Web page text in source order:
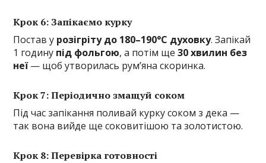
Крок 6: Запікаємо курку
Постав у розігріту до 180–190°C духовку. Запікай
1 годину під фольгою, а потім ще30 хвилин без
неї— щоб утворилась рум’яна скоринка.
Крок 7: Періодично змащуй соком
Під час запікання поливай курку соком з дека —
так вона вийде ще соковитішою та золотистою.
Крок 8: Перевірка готовності